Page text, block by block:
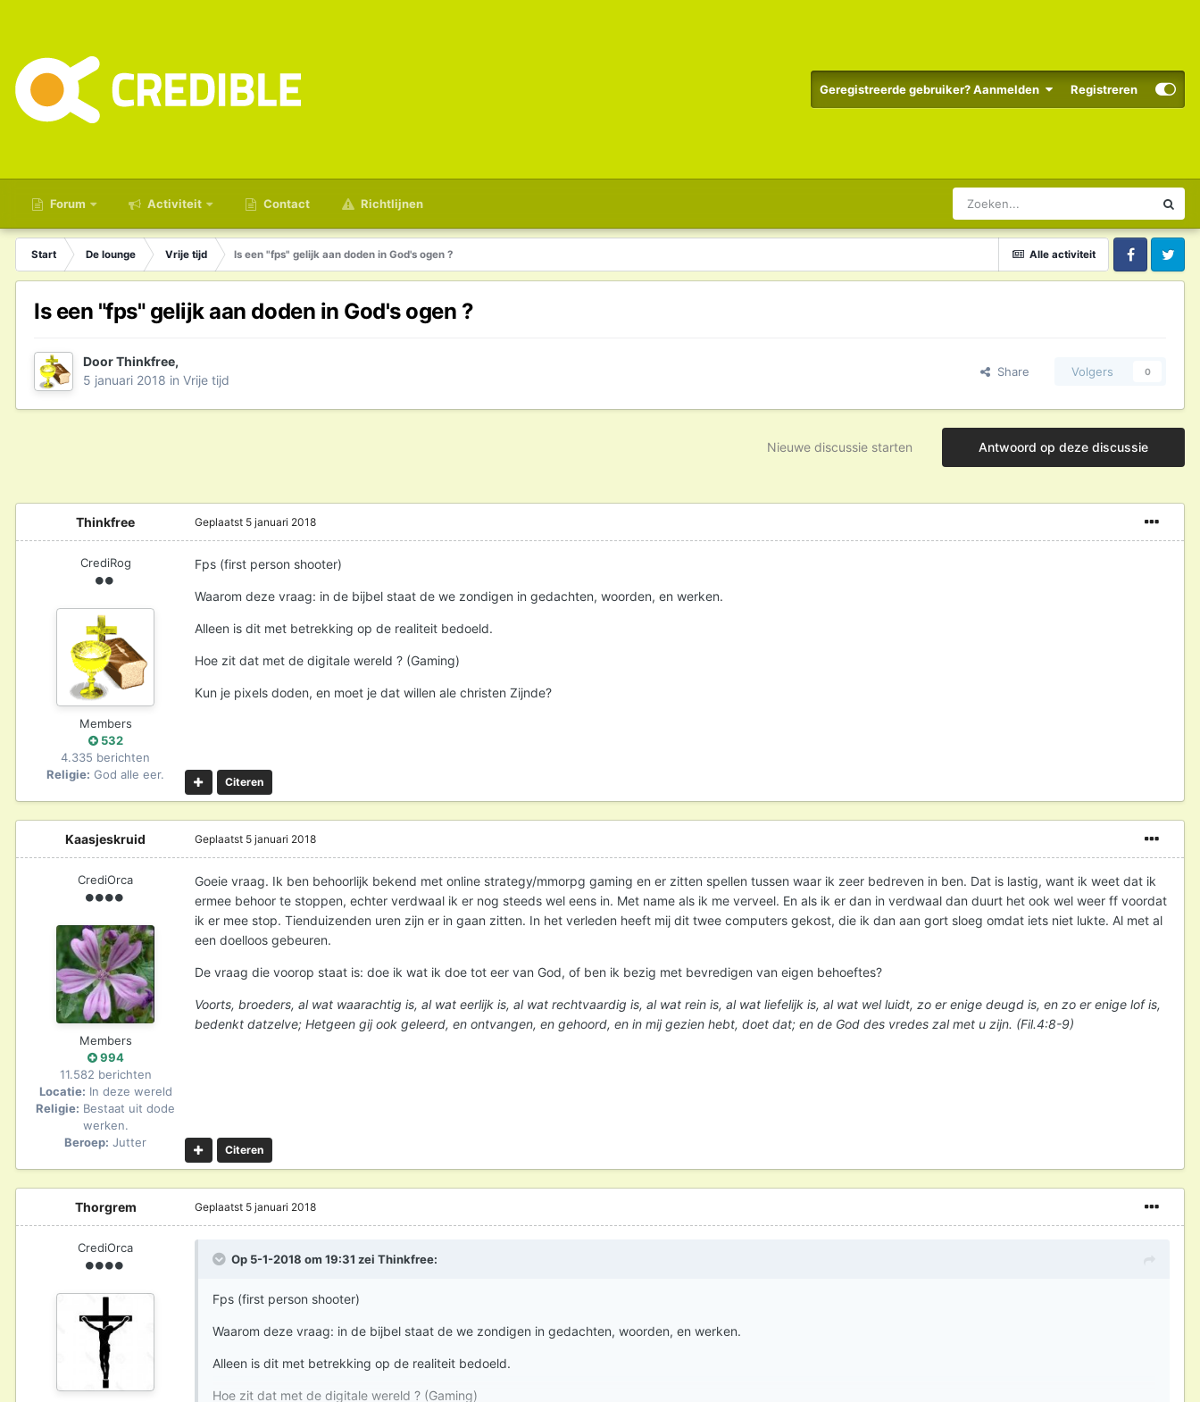
Geregistreerde gebruiker? Aanmelden Registreren
Forum Activiteit Contact Richtlijnen
Alle activiteit
Start De lounge Vrije tijd
Is een "fps" gelijk aan doden in God's ogen ?
FacebookTwitter
Is een "fps" gelijk aan doden in God's ogen ?
DoorThinkfree,
5 januari 2018 in Vrije tijd
Share Volgers 0
Antwoord op deze discussie
Nieuwe discussie starten
Thinkfree
CrediRog
Members
532
4.335 berichten
Religie: God alle eer.
Geplaatst 5 januari 2018
Fps (first person shooter)
Waarom deze vraag: in de bijbel staat de we zondigen in gedachten, woorden, en werken.
Alleen is dit met betrekking op de realiteit bedoeld.
Hoe zit dat met de digitale wereld ? (Gaming)
Kun je pixels doden, en moet je dat willen ale christen Zijnde?
Citeren
Kaasjeskruid
CrediOrca
Members
994
11.582 berichten
Locatie: In deze wereld
Religie: Bestaat uit dode
werken.
Beroep: Jutter
Geplaatst 5 januari 2018
Goeie vraag. Ik ben behoorlijk bekend met online strategy/mmorpg gaming en er zitten spellen tussen waar ik zeer bedreven in ben. Dat is lastig, want ik weet dat ik
ermee behoor te stoppen, echter verdwaal ik er nog steeds wel eens in. Met name als ik me verveel. En als ik er dan in verdwaal dan duurt het ook wel weer ff voordat
ik er mee stop. Tienduizenden uren zijn er in gaan zitten. In het verleden heeft mij dit twee computers gekost, die ik dan aan gort sloeg omdat iets niet lukte. Al met al
een doelloos gebeuren.
De vraag die voorop staat is: doe ik wat ik doe tot eer van God, of ben ik bezig met bevredigen van eigen behoeftes?
Voorts, broeders, al wat waarachtig is, al wat eerlijk is, al wat rechtvaardig is, al wat rein is, al wat liefelijk is, al wat wel luidt, zo er enige deugd is, en zo er enige lof is,
bedenkt datzelve; Hetgeen gij ook geleerd, en ontvangen, en gehoord, en in mij gezien hebt, doet dat; en de God des vredes zal met u zijn. (Fil.4:8-9)
Citeren
Thorgrem
CrediOrca
Geplaatst 5 januari 2018
Op 5-1-2018 om 19:31 zei Thinkfree:
Fps (first person shooter)
Waarom deze vraag: in de bijbel staat de we zondigen in gedachten, woorden, en werken.
Alleen is dit met betrekking op de realiteit bedoeld.
Hoe zit dat met de digitale wereld ? (Gaming)